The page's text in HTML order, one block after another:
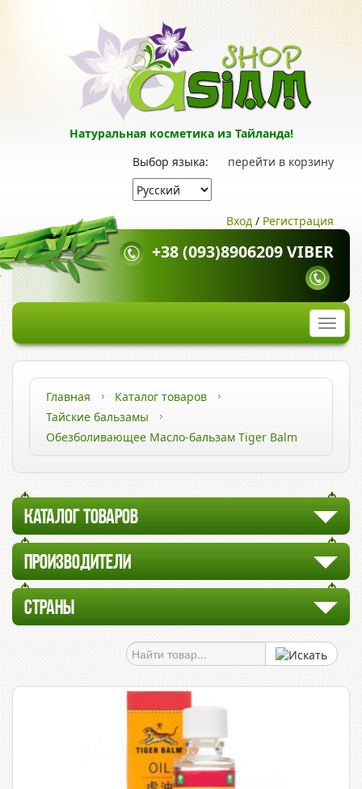
Натуральная косметика из Тайланда!
перейти в корзину
Выбор языка:
Вход / Регистрация
+38 (093)8906209 VIBER
Главная
Каталог товаров
Тайские бальзамы
Обезболивающее Масло-бальзам Tiger Balm
КАТАЛОГ ТОВАРОВ
ПРОИЗВОДИТЕЛИ
СТРАНЫ